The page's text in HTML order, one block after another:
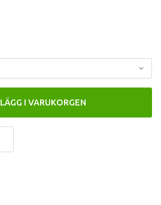
LÄGG I VARUKORGEN